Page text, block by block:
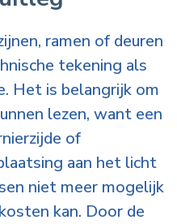
ramen of deuren
tekening als
Het is belangrijk om
lezen, want een
of
aan het licht
niet meer mogelijk
kan. Door de